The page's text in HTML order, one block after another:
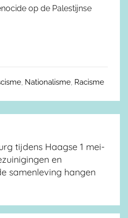
op de Palestijnse
, Nationalisme, Racisme
tijdens Haagse 1 mei-
en
samenleving hangen